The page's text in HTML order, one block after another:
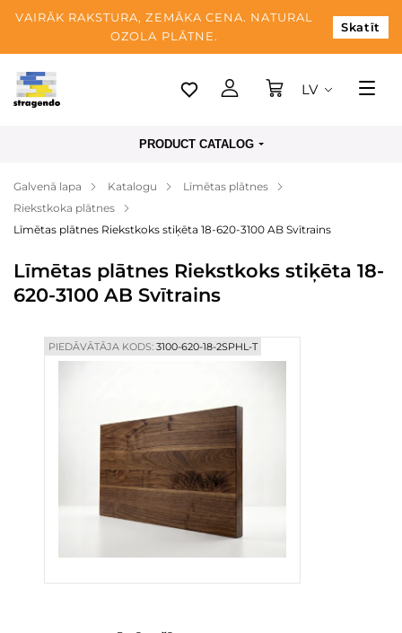
VAIRĀK RAKSTURA, ZEMĀKA CENA. NATURAL
OZOLA PLĀTNE.
Skatīt
Tallina
Apmaksa
Par mums
Blogs
Kontaktinformācija
LV
PRODUCT CATALOG
Galvenā lapa Katalogu
Līmētas plātnes
Riekstkoka plātnes
Līmētas plātnes Riekstkoks stiķēta 18-620-3100 AB Svītrains
Līmētas plātnes Riekstkoks stiķēta 18-
620-3100 AB Svītrains
PIEDĀVĀTĀJA KODS:3100-620-18-2SPHL-T